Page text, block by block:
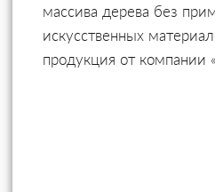
массива дерева без
искусственных
продукция от компании